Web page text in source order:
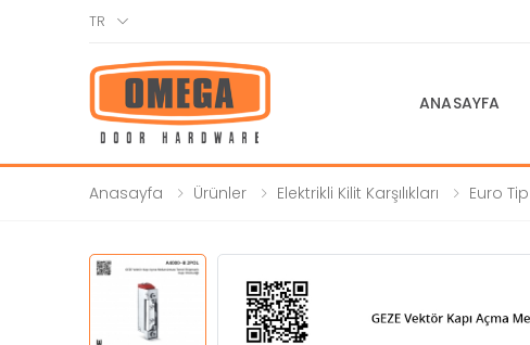
TR
ANASAYFA
Anasayfa Ürünler Elektrikli Kilit Karşılıkları Euro Tip